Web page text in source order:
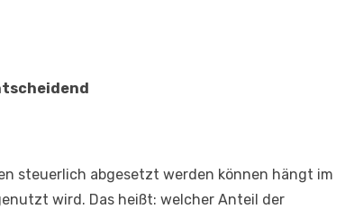
steuerlich abgesetzt werden können hängt im
wird. Das heißt: welcher Anteil der